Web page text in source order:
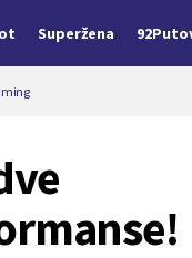
Superžena